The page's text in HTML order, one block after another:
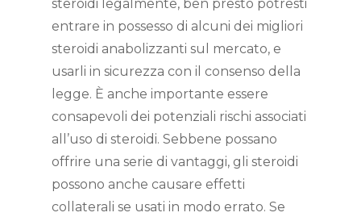
steroidi legalmente, ben presto potresti
entrare in possesso di alcuni dei migliori
steroidi anabolizzanti sul mercato, e
usarli in sicurezza con il consenso della
legge. È anche importante essere
consapevoli dei potenziali rischi associati
all’uso di steroidi. Sebbene possano
offrire una serie di vantaggi, gli steroidi
possono anche causare effetti
collaterali se usati in modo errato. Se